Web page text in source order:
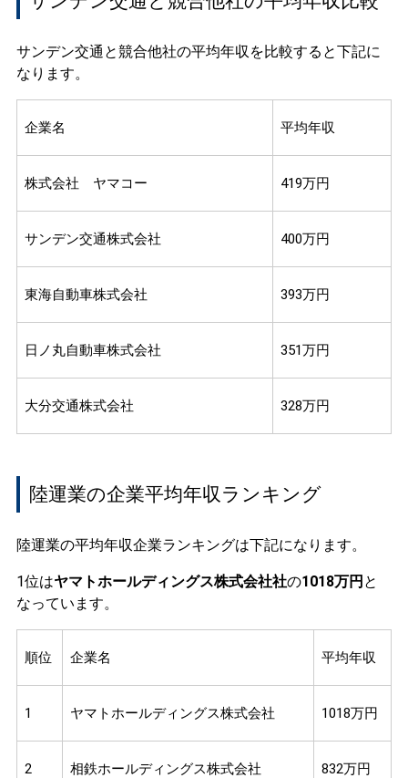
サンデン交通と競合他社の平均年収を比較すると下記に
なります。
企業名 平均年収
株式会社 ヤマコー 419万円
サンデン交通株式会社 400万円
東海自動車株式会社 393万円
日ノ丸自動車株式会社 351万円
大分交通株式会社 328万円
陸運業の企業平均年収ランキング
陸運業の平均年収企業ランキングは下記になります。
1位はヤマトホールディングス株式会社社の1018万円 と
なっています。
順位 企業名 平均年収
1 ヤマトホールディングス株式会社 1018万円
2 相鉄ホールディングス株式会社 832万円